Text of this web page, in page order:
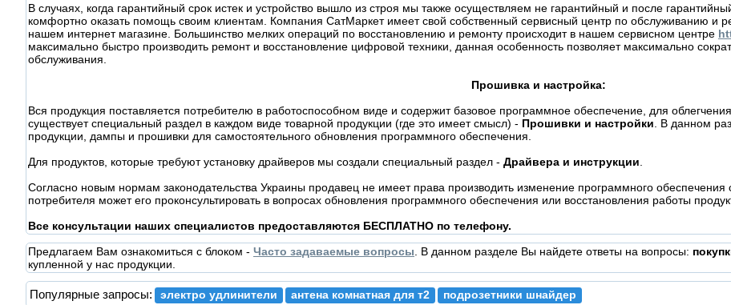
В случаях, когда гарантийный срок истек и устройство вышло из строя мы также осуществляем не гарантийный и после
комфортно оказать помощь своим клиентам. Компания СатМаркет имеет свой собственный сервисный центр по обслуживанию и
нашем интернет магазине. Большинство мелких операций по восстановлению и ремонту происходит в нашем сервисном центре
максимально быстро производить ремонт и восстановление цифровой техники, данная особенность позволяет максимально
обслуживания.
Прошивка и настройка:
Вся продукция поставляется потребителю в работоспособном виде и содержит базовое программное обеспечение, для
существует специальный раздел в каждом виде товарной продукции (где это имеет смысл) - Прошивки и настройки . В данном
продукции, дампы и прошивки для самостоятельного обновления программного обеспечения.
Для продуктов, которые требуют установку драйверов мы создали специальный раздел - Драйвера и инструкции
Согласно новым нормам законодательства Украины продавец не имеет права производить изменение программного обеспечения
потребителя может его проконсультировать в вопросах обновления программного обеспечения или восстановления работы
Все консультации наших специалистов предоставляются БЕСПЛАТНО по телефону.
Предлагаем Вам ознакомиться с блоком - Часто задаваемые вопросы . В данном разделе Вы найдете ответы на вопросы:
купленной у нас продукции.
Популярные запросы: электро удлинители антена комнатная для т2 подрозетники шнайдер